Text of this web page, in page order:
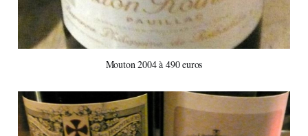
Mouton 2004 à 490 euros